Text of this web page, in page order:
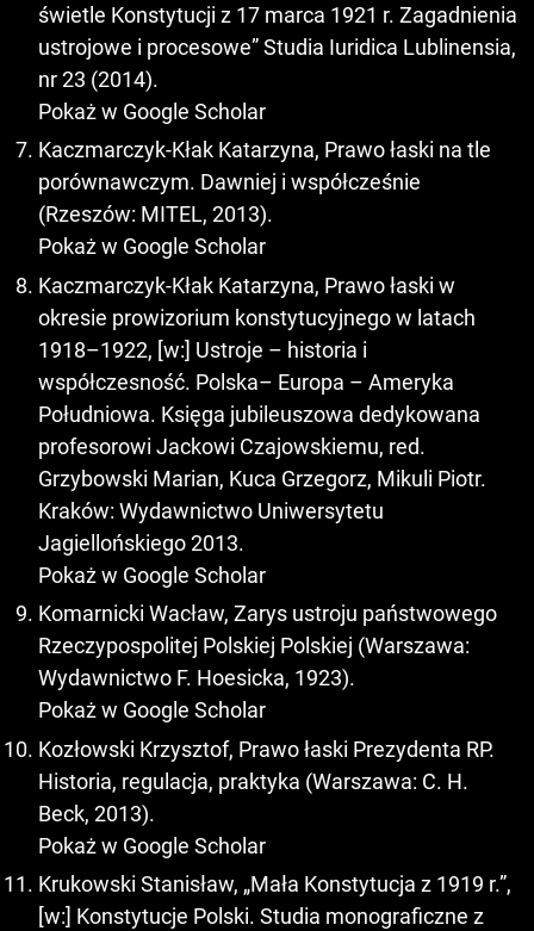
świetle Konstytucji z 17 marca 1921 r. Zagadnienia
ustrojowe i procesowe” Studia Iuridica Lublinensia,
nr 23 (2014).
Pokaż w Google Scholar
Kaczmarczyk-Kłak Katarzyna, Prawo łaski na tle
porównawczym. Dawniej i współcześnie
(Rzeszów: MITEL, 2013).
Pokaż w Google Scholar
Kaczmarczyk-Kłak Katarzyna, Prawo łaski w
okresie prowizorium konstytucyjnego w latach
1918–1922, [w:] Ustroje – historia i
współczesność. Polska– Europa – Ameryka
Południowa. Księga jubileuszowa dedykowana
profesorowi Jackowi Czajowskiemu, red.
Grzybowski Marian, Kuca Grzegorz, Mikuli Piotr.
Kraków: Wydawnictwo Uniwersytetu
Jagiellońskiego 2013.
Pokaż w Google Scholar
Komarnicki Wacław, Zarys ustroju państwowego
Rzeczypospolitej Polskiej Polskiej (Warszawa:
Wydawnictwo F. Hoesicka, 1923).
Pokaż w Google Scholar
Kozłowski Krzysztof, Prawo łaski Prezydenta RP.
Historia, regulacja, praktyka (Warszawa: C. H.
Beck, 2013).
Pokaż w Google Scholar
Krukowski Stanisław, „Mała Konstytucja z 1919 r.”,
[w:] Konstytucje Polski. Studia monograficzne z